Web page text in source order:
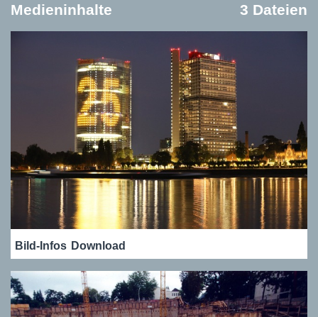
Medieninhalte 3 Dateien
Bild-Infos Download